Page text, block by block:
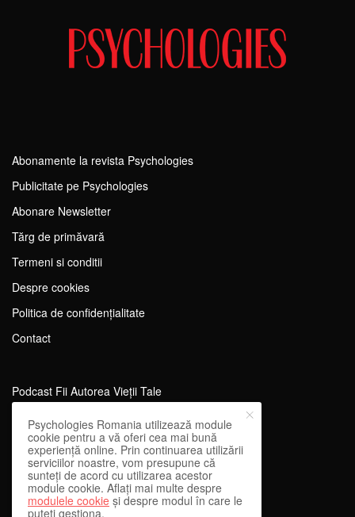
Abonamente la revista Psychologies
Publicitate pe Psychologies
Abonare Newsletter
Tărg de primăvară
Termeni si conditii
Despre cookies
Politica de confidențialitate
Contact
Podcast Fii Autorea Vieții Tale
Evenimente Fii Autoarea Vieții Tale!
SportEdu
Antrenament Mental pentru Sportivi
Learning Network
Psychologies Romania utilizează module
cookie pentru a vă oferi cea mai bună
experiență online. Prin continuarea utilizării
serviciilor noastre, vom presupune că
sunteți de acord cu utilizarea acestor
module cookie. Aflați mai multe despre
modulele cookie și despre modul în care le
puteți gestiona.